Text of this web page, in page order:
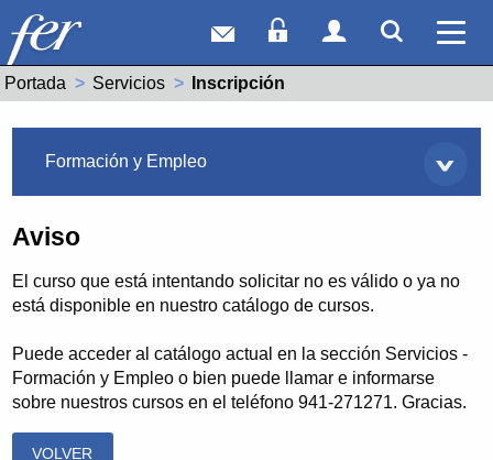
Correo webAcceso Socios
Acceso
Portada Servicios Actual:
Inscripción
Formación y Empleo
Aviso
El curso que está intentando solicitar no es válido o ya no
está disponible en nuestro catálogo de cursos.
Puede acceder al catálogo actual en la sección Servicios -
Formación y Empleo o bien puede llamar e informarse
sobre nuestros cursos en el teléfono 941-271271. Gracias.
VOLVER